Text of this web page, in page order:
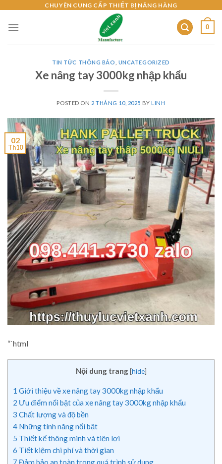
content
CHUYÊN CUNG CẤP THIẾT BỊ NÂNG HÀNG
0
TIN TỨC THÔNG BÁO UNCATEGORIZED
Xe nâng tay 3000kg nhập khẩu
POSTED ON 2 THÁNG 10, 2025 BYLINH
02
Th10
“`html
Nội dung trang [hide]
1 Giới thiệu về xe nâng tay 3000kg nhập khẩu
2 Ưu điểm nổi bật của xe nâng tay 3000kg nhập khẩu
3 Chất lượng và độ bền
4 Những tính năng nổi bật
5 Thiết kế thông minh và tiện lợi
6 Tiết kiệm chi phí và thời gian
7 Đảm bảo an toàn trong quá trình sử dụng